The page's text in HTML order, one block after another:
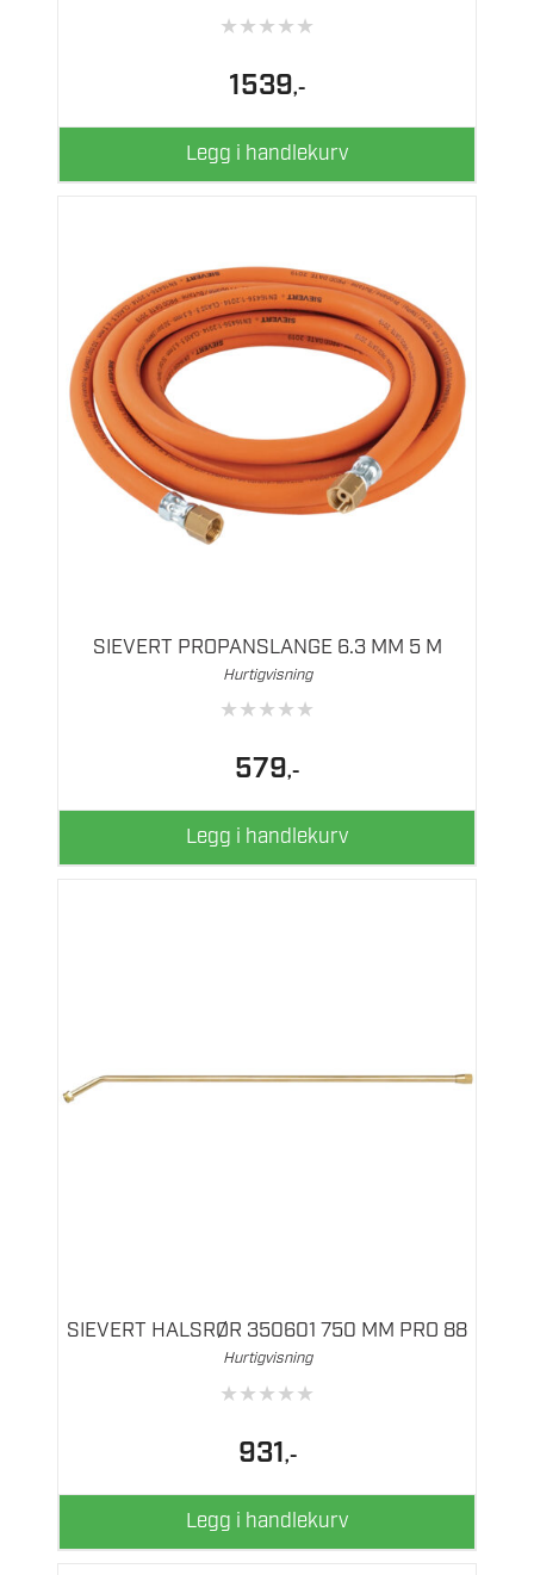
★★★★★
1539,-
Legg i handlekurv
SIEVERT PROPANSLANGE 6.3 MM 5 M
Hurtigvisning
★★★★★
579,-
Legg i handlekurv
SIEVERT HALSRØR 350601 750 MM PRO 88
Hurtigvisning
★★★★★
931,-
Legg i handlekurv